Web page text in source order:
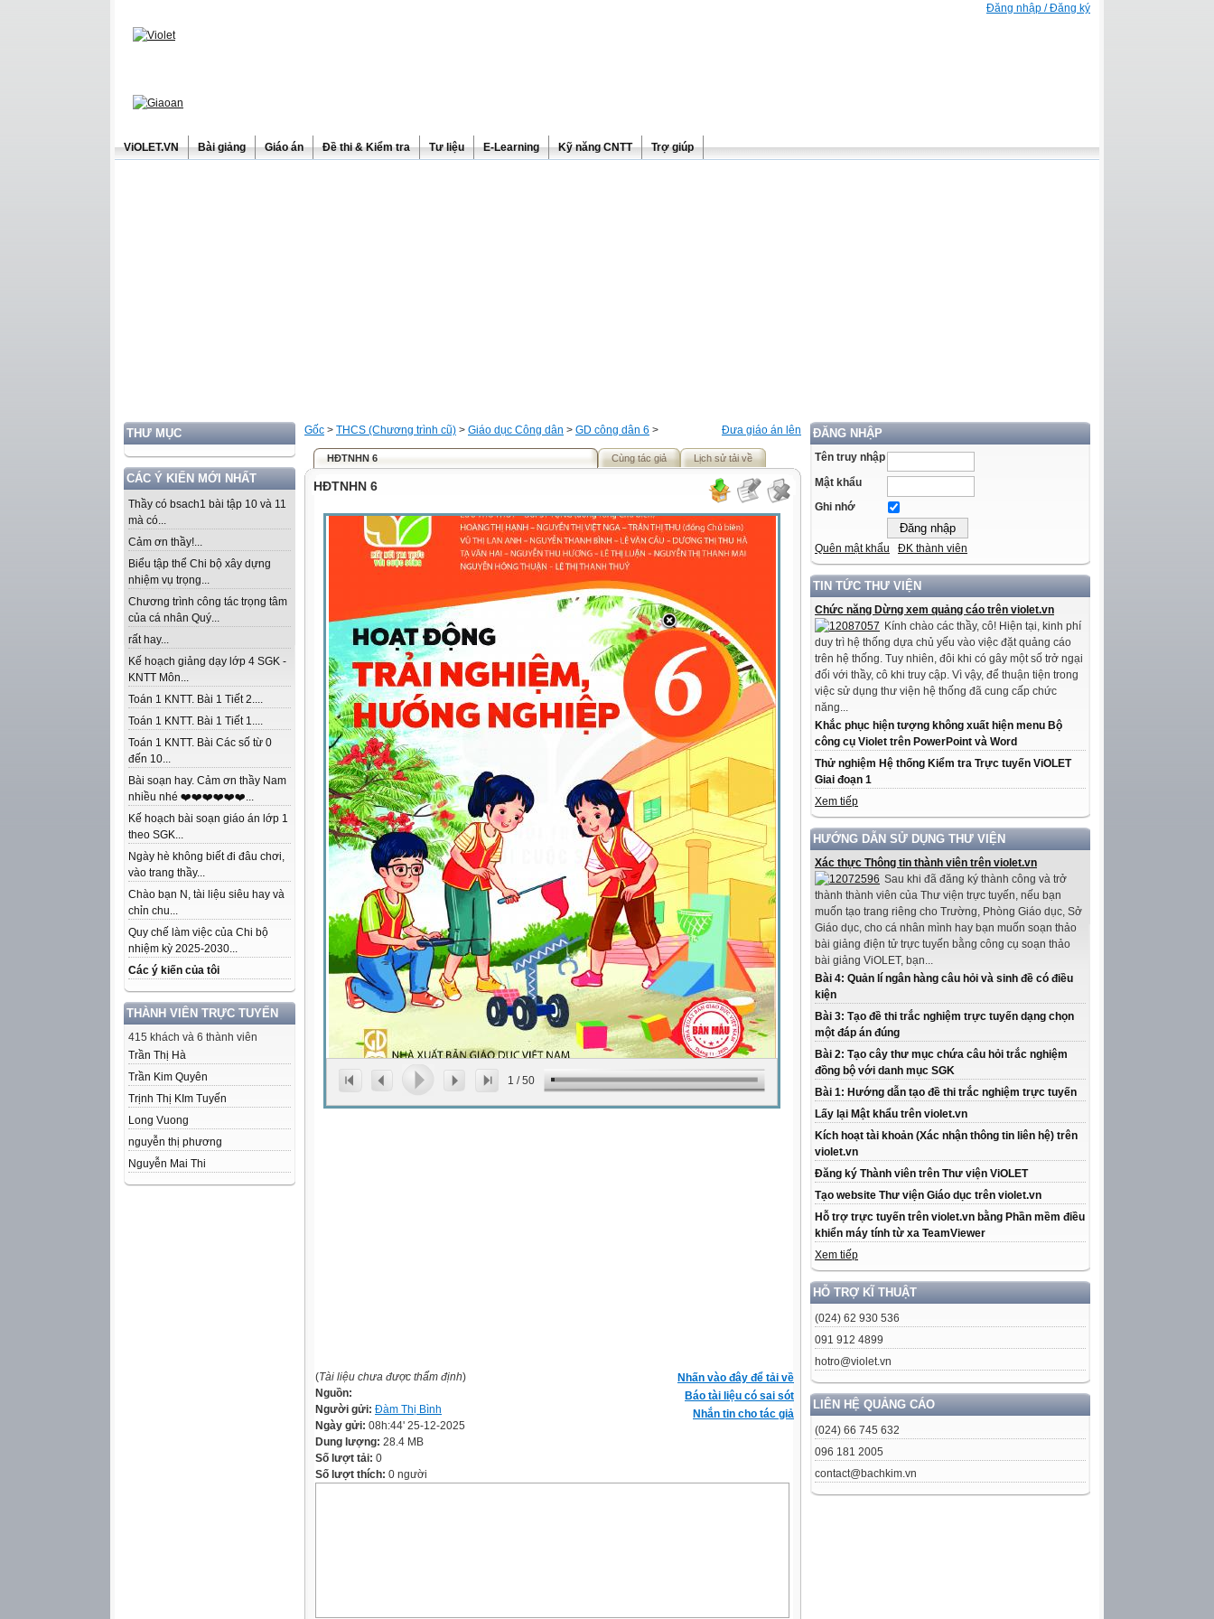
Đăng nhập / Đăng ký
ViOLET.VN Bài giảng Giáo án Đề thi & Kiểm tra Tư liệu E-Learning Kỹ năng CNTT Trợ giúp
THƯ MỤC
CÁC Ý KIẾN MỚI NHẤT
Thầy có bsach1 bài tập 10 và 11
mà có...
Cảm ơn thầy!...
Biểu tập thể Chi bộ xây dựng
nhiệm vụ trọng...
Chương trình công tác trọng tâm
của cá nhân Quý...
rất hay...
Kế hoạch giảng dạy lớp 4 SGK -
KNTT Môn...
Toán 1 KNTT. Bài 1 Tiết 2....
Toán 1 KNTT. Bài 1 Tiết 1....
Toán 1 KNTT. Bài Các số từ 0
đến 10...
Bài soạn hay. Cảm ơn thầy Nam
nhiều nhé ❤️❤️❤️❤️❤️❤️...
Kế hoạch bài soạn giáo án lớp 1
theo SGK...
Ngày hè không biết đi đâu chơi,
vào trang thầy...
Chào bạn N, tài liệu siêu hay và
chỉn chu...
Quy chế làm việc của Chi bộ
nhiệm kỳ 2025-2030...
Các ý kiến của tôi
THÀNH VIÊN TRỰC TUYẾN
415 khách và 6 thành viên
Trần Thị Hà
Trần Kim Quyên
Trịnh Thị KIm Tuyến
Long Vuong
nguyễn thị phương
Nguyễn Mai Thi
ĐĂNG NHẬP
Tên truy nhập
Mật khẩu
Ghi nhớ
Quên mật khẩu ĐK thành viên
TIN TỨC THƯ VIỆN
Chức năng Dừng xem quảng cáo trên violet.vn
Kính chào các thầy, cô! Hiện tại, kinh phí
duy trì hệ thống dựa chủ yếu vào việc đặt quảng cáo
trên hệ thống. Tuy nhiên, đôi khi có gây một số trở ngại
đối với thầy, cô khi truy cập. Vì vậy, để thuận tiện trong
việc sử dụng thư viện hệ thống đã cung cấp chức
năng...
Khắc phục hiện tượng không xuất hiện menu Bộ
công cụ Violet trên PowerPoint và Word
Thử nghiệm Hệ thống Kiểm tra Trực tuyến ViOLET
Giai đoạn 1
Xem tiếp
HƯỚNG DẪN SỬ DỤNG THƯ VIỆN
Xác thực Thông tin thành viên trên violet.vn
Sau khi đã đăng ký thành công và trở
thành thành viên của Thư viện trực tuyến, nếu bạn
muốn tạo trang riêng cho Trường, Phòng Giáo dục, Sở
Giáo dục, cho cá nhân mình hay bạn muốn soạn thảo
bài giảng điện tử trực tuyến bằng công cụ soạn thảo
bài giảng ViOLET, bạn...
Bài 4: Quản lí ngân hàng câu hỏi và sinh đề có điều
kiện
Bài 3: Tạo đề thi trắc nghiệm trực tuyến dạng chọn
một đáp án đúng
Bài 2: Tạo cây thư mục chứa câu hỏi trắc nghiệm
đồng bộ với danh mục SGK
Bài 1: Hướng dẫn tạo đề thi trắc nghiệm trực tuyến
Lấy lại Mật khẩu trên violet.vn
Kích hoạt tài khoản (Xác nhận thông tin liên hệ) trên
violet.vn
Đăng ký Thành viên trên Thư viện ViOLET
Tạo website Thư viện Giáo dục trên violet.vn
Hỗ trợ trực tuyến trên violet.vn bằng Phần mềm điều
khiển máy tính từ xa TeamViewer
Xem tiếp
HỖ TRỢ KĨ THUẬT
(024) 62 930 536
091 912 4899
hotro@violet.vn
LIÊN HỆ QUẢNG CÁO
(024) 66 745 632
096 181 2005
contact@bachkim.vn
Đưa giáo án lên
Gốc > THCS (Chương trình cũ) > Giáo dục Công dân > GD công dân 6 >
HĐTNHN 6 Cùng tác giả Lịch sử tải về
HĐTNHN 6
1 /50
Nhấn vào đây để tải về
Báo tài liệu có sai sót
Nhắn tin cho tác giả
(Tài liệu chưa được thẩm định)
Nguồn:
Người gửi: Đàm Thị Bình
Ngày gửi: 08h:44' 25-12-2025
Dung lượng: 28.4 MB
Số lượt tải: 0
Số lượt thích: 0 người